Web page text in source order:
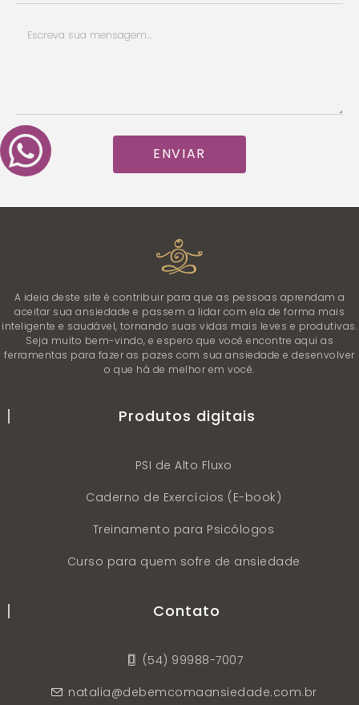
ENVIAR
A ideia deste site é contribuir para que as pessoas aprendam a
aceitar sua ansiedade e passem a lidar com ela de forma mais
inteligente e saudável, tornando suas vidas mais leves e produtivas.
Seja muito bem-vindo, e espero que você encontre aqui as
ferramentas para fazer as pazes com sua ansiedade e desenvolver
o que há de melhor em você.
Produtos digitais
PSI de Alto Fluxo
Caderno de Exercícios (E-book)
Treinamento para Psicólogos
Curso para quem sofre de ansiedade
Contato
(54) 99988-7007
natalia@debemcomaansiedade.com.br